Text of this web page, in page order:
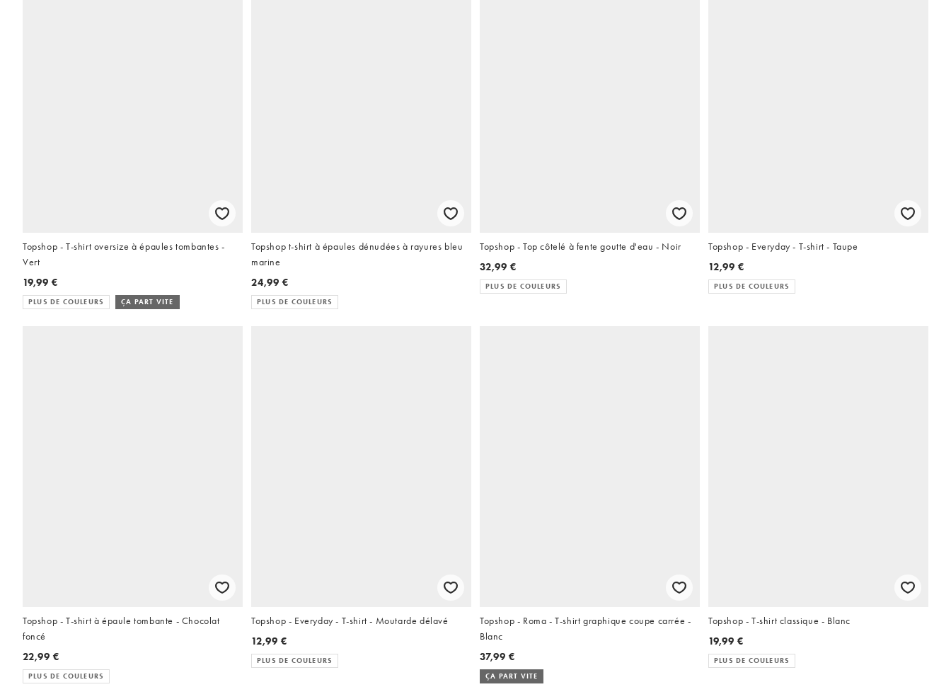
Topshop - T-shirt oversize à épaules tombantes -
Vert
19,99 €
PLUS DE COULEURS ÇA PART VITE
Topshop t-shirt à épaules dénudées à rayures bleu
marine
24,99 €
PLUS DE COULEURS
Topshop - Top côtelé à fente goutte d'eau - Noir
32,99 €
PLUS DE COULEURS
Topshop - Everyday - T-shirt - Taupe
12,99 €
PLUS DE COULEURS
Topshop - T-shirt à épaule tombante - Chocolat
foncé
22,99 €
PLUS DE COULEURS
Topshop - Everyday - T-shirt - Moutarde délavé
12,99 €
PLUS DE COULEURS
Topshop - Roma - T-shirt graphique coupe carrée -
Blanc
37,99 €
ÇA PART VITE
Topshop - T-shirt classique - Blanc
19,99 €
PLUS DE COULEURS